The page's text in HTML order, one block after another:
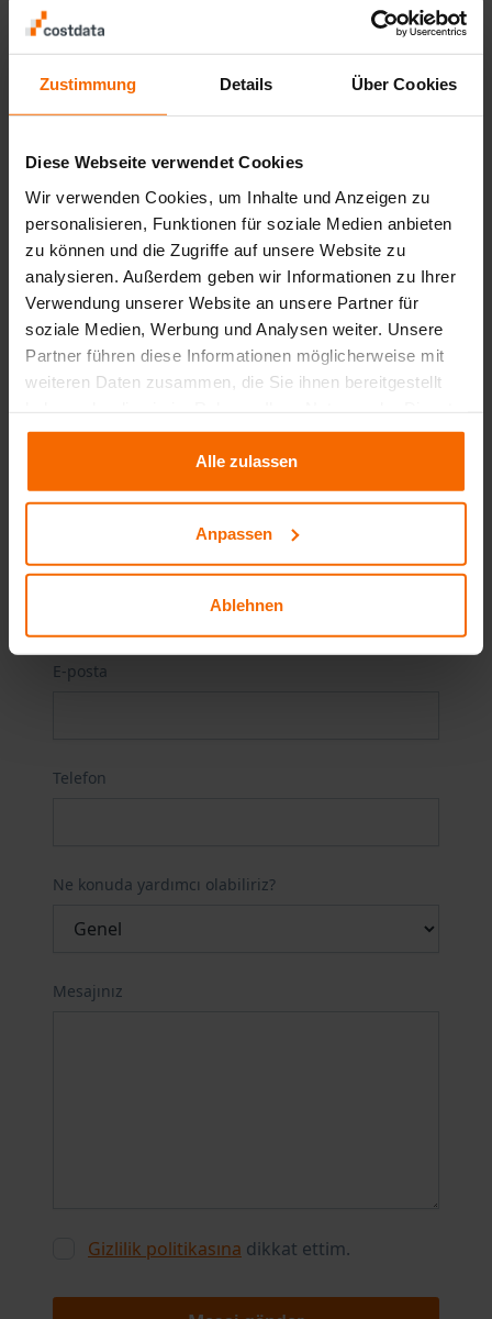
Zustimmung Details Über Cookies
Diese Webseite verwendet Cookies
Wir verwenden Cookies, um Inhalte und Anzeigen zu
personalisieren, Funktionen für soziale Medien anbieten
zu können und die Zugriffe auf unsere Website zu
analysieren. Außerdem geben wir Informationen zu Ihrer
Verwendung unserer Website an unsere Partner für
soziale Medien, Werbung und Analysen weiter. Unsere
Partner führen diese Informationen möglicherweise mit
weiteren Daten zusammen, die Sie ihnen bereitgestellt
gesammelt haben.
Alle zulassen
Anpassen
Ablehnen
+49 221 - 93 46 78 - 0
E-posta
info@costdata.de
Teknik Destek
+49 221 - 93 46 78 - 3
+49 221 - 93 46 78 - 9
Soyadı
E-posta
Telefon
Ne konuda yardımcı olabiliriz?
Mesajınız
Gizlilik politikasına dikkat ettim.